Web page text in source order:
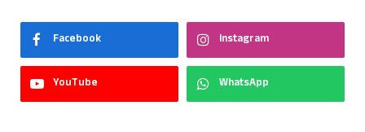
Facebook Instagram
YouTube WhatsApp